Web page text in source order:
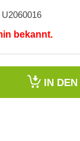
U2060016
bekannt.
IN DEN